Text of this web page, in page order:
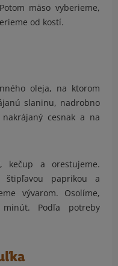
mäso vyberieme,
od kostí.
oleja, na ktorom
slaninu, nadrobno
cesnak a na
kečup a orestujeme.
štipľavou paprikou a
vývarom. Osolíme,
Podľa potreby